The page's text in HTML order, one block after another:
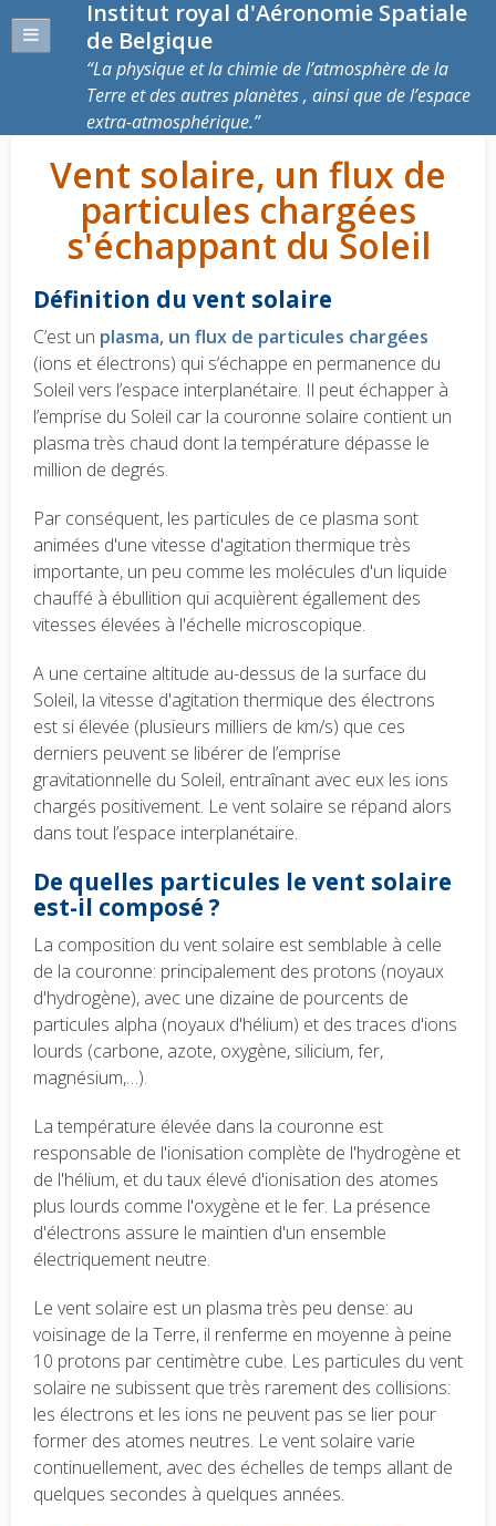
Institut royal d'Aéronomie Spatiale
de Belgique
La physique et la chimie de l’atmosphère de la
Terre et des autres planètes , ainsi que de l’espace
extra-atmosphérique.
Vent solaire, un flux de
particules chargées
s'échappant du Soleil
Définition du vent solaire
C’est un plasma, un flux de particules chargées
(ions et électrons) qui s’échappe en permanence du
Soleil vers l’espace interplanétaire. Il peut échapper à
l’emprise du Soleil car la couronne solaire contient un
plasma très chaud dont la température dépasse le
million de degrés.
Par conséquent, les particules de ce plasma sont
animées d'une vitesse d'agitation thermique très
importante, un peu comme les molécules d'un liquide
chauffé à ébullition qui acquièrent égallement des
vitesses élevées à l'échelle microscopique.
A une certaine altitude au-dessus de la surface du
Soleil, la vitesse d'agitation thermique des électrons
est si élevée (plusieurs milliers de km/s) que ces
derniers peuvent se libérer de l’emprise
gravitationnelle du Soleil, entraînant avec eux les ions
chargés positivement. Le vent solaire se répand alors
dans tout l’espace interplanétaire.
De quelles particules le vent solaire
est-il composé ?
La composition du vent solaire est semblable à celle
de la couronne: principalement des protons (noyaux
d'hydrogène), avec une dizaine de pourcents de
particules alpha (noyaux d'hélium) et des traces d'ions
lourds (carbone, azote, oxygène, silicium, fer,
magnésium,…).
La température élevée dans la couronne est
responsable de l'ionisation complète de l'hydrogène et
de l'hélium, et du taux élevé d'ionisation des atomes
plus lourds comme l'oxygène et le fer. La présence
d'électrons assure le maintien d'un ensemble
électriquement neutre.
Le vent solaire est un plasma très peu dense: au
voisinage de la Terre, il renferme en moyenne à peine
10 protons par centimètre cube. Les particules du vent
solaire ne subissent que très rarement des collisions:
les électrons et les ions ne peuvent pas se lier pour
former des atomes neutres. Le vent solaire varie
continuellement, avec des échelles de temps allant de
quelques secondes à quelques années.